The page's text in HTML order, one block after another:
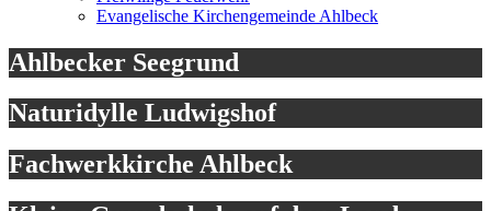
Evangelische Kirchengemeinde Ahlbeck
Ahlbecker Seegrund
Naturidylle Ludwigshof
Fachwerkkirche Ahlbeck